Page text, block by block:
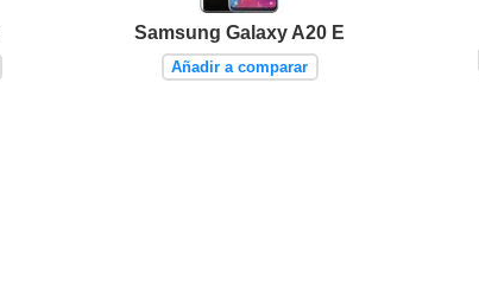
Samsung Galaxy A20 E
Añadir a comparar